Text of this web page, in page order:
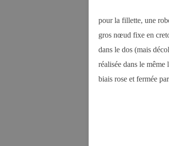
pour la fillette, une
gros nœud fixe en
dans le dos (mais
réalisée dans le même
biais rose et fermée